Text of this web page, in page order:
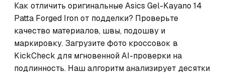
Как отличить оригинальные Asics Gel-Kayano 14
Patta Forged Iron от подделки? Проверьте
качество материалов, швы, подошву и
маркировку. Загрузите фото кроссовок в
KickCheck для мгновенной AI-проверки на
подлинность. Наш алгоритм анализирует десятки